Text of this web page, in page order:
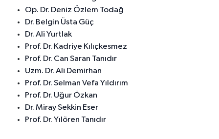
Op. Dr. Deniz Özlem Todağ
Dr. Belgin Üsta Güç
Dr. Ali Yurtlak
Prof. Dr. Kadriye Kılıçkesmez
Prof. Dr. Can Saran Tanıdır
Uzm. Dr. Ali Demirhan
Prof. Dr. Selman Vefa Yıldırım
Prof. Dr. Uğur Özkan
Dr. Miray Sekkin Eser
Prof. Dr. Yılören Tanıdır